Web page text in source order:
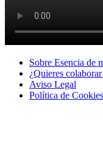
Sobre Esencia de
¿Quieres
Aviso Legal
Polí­tica de Cookies